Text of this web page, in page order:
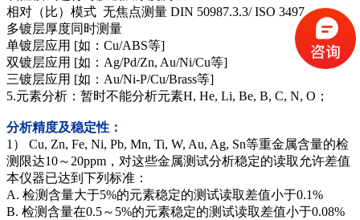
相对（比）模式 无焦点测量 DIN 50987.3.3/ ISO 3497
多镀层厚度同时测量
单镀层应用 [如：Cu/ABS等]
双镀层应用 [如：Ag/Pd/Zn, Au/Ni/Cu等]
三镀层应用 [如：Au/Ni-P/Cu/Brass等]
5.元素分析：暂时不能分析元素H, He, Li, Be, B, C, N, O；
分析精度及稳定性：
1） Cu, Zn, Fe, Ni, Pb, Mn, Ti, W, Au, Ag, Sn等重金属含量的检
测限达10～20ppm，对这些金属测试分析稳定的读取允许差值
本仪器已达到下列标准：
A. 检测含量大于5%的元素稳定的测试读取差值小于0.1%
B. 检测含量在0.5～5%的元素稳定的测试读取差值小于0.08%